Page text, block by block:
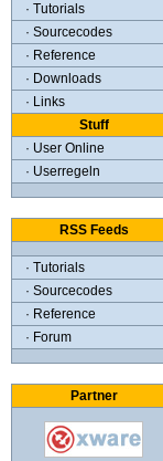
· Tutorials
· Sourcecodes
· Reference
· Downloads
· Links
Stuff
· User Online
· Userregeln
RSS Feeds
· Tutorials
· Sourcecodes
· Reference
· Forum
Partner